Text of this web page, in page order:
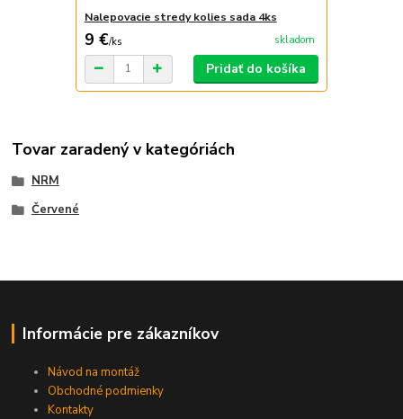
Nalepovacie stredy kolies sada 4ks
9 €/ks skladom
Pridať do košíka
Tovar zaradený v kategóriách
NRM
Červené
Informácie pre zákazníkov
Návod na montáž
Obchodné podmienky
Kontakty